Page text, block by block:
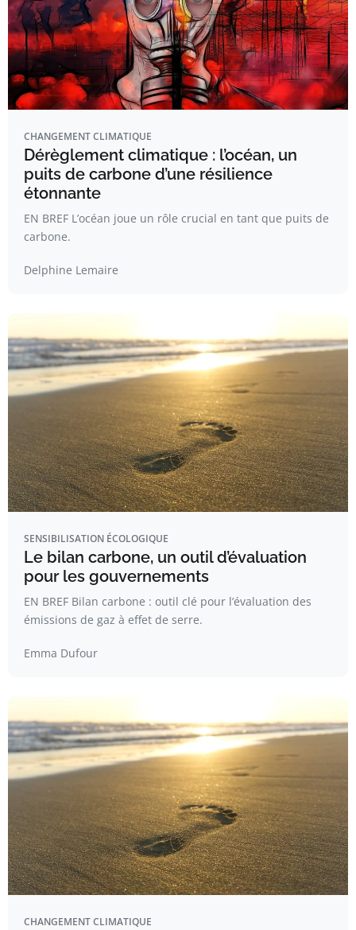
CHANGEMENT CLIMATIQUE
Dérèglement climatique : l’océan, un
puits de carbone d’une résilience
étonnante
EN BREF L’océan joue un rôle crucial en tant que puits de
carbone.
Delphine Lemaire
SENSIBILISATION ÉCOLOGIQUE
Le bilan carbone, un outil d’évaluation
pour les gouvernements
EN BREF Bilan carbone : outil clé pour l’évaluation des
émissions de gaz à effet de serre.
Emma Dufour
CHANGEMENT CLIMATIQUE